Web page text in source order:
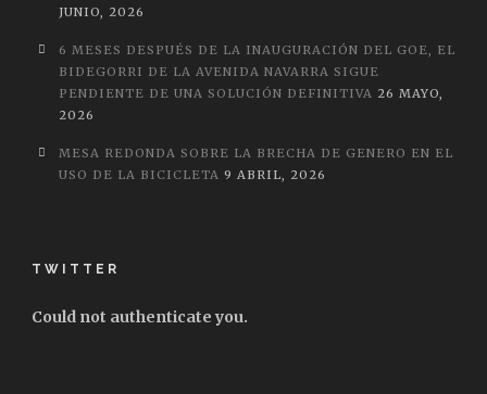
JUNIO, 2026
6 MESES DESPUÉS DE LA INAUGURACIÓN DEL GOE, EL
BIDEGORRI DE LA AVENIDA NAVARRA SIGUE
PENDIENTE DE UNA SOLUCIÓN DEFINITIVA 26 MAYO,
2026
MESA REDONDA SOBRE LA BRECHA DE GENERO EN EL
USO DE LA BICICLETA 9 ABRIL, 2026
TWITTER
Could not authenticate you.